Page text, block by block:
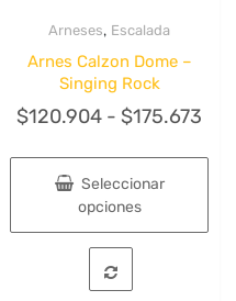
Arneses, Escalada
Arnes Calzon Dome –
Singing Rock
$120.904 - $175.673
Seleccionar
opciones
Este
producto
tiene